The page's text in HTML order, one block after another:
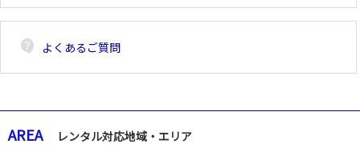
contact_support よくあるご質問
AREA レンタル対応地域・エリア